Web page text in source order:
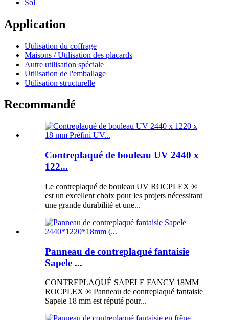
Sol
Application
Utilisation du coffrage
Maisons / Utilisation des placards
Autre utilisation spéciale
Utilisation de l'emballage
Utilisation structurelle
Recommandé
Contreplaqué de bouleau UV 2440 x
122...
Le contreplaqué de bouleau UV ROCPLEX ®
est un excellent choix pour les projets nécessitant
une grande durabilité et une...
Panneau de contreplaqué fantaisie
Sapele ...
CONTREPLAQUÉ SAPELE FANCY 18MM
ROCPLEX ® Panneau de contreplaqué fantaisie
Sapele 18 mm est réputé pour...